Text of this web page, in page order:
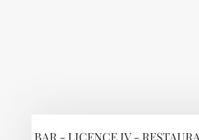
BAR - LICENCE IV -